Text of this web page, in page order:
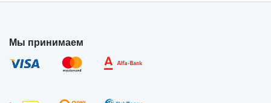
Мы принимаем